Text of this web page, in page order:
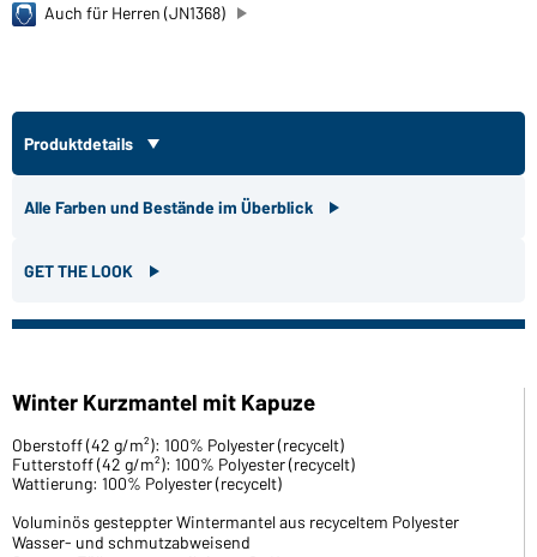
Auch für Herren (JN1368)
Produktdetails
Alle Farben und Bestände im Überblick
GET THE LOOK
Winter Kurzmantel mit Kapuze
Oberstoff (42 g/m²): 100% Polyester (recycelt)
Futterstoff (42 g/m²): 100% Polyester (recycelt)
Wattierung: 100% Polyester (recycelt)
Voluminös gesteppter Wintermantel aus recyceltem Polyester
Wasser- und schmutzabweisend